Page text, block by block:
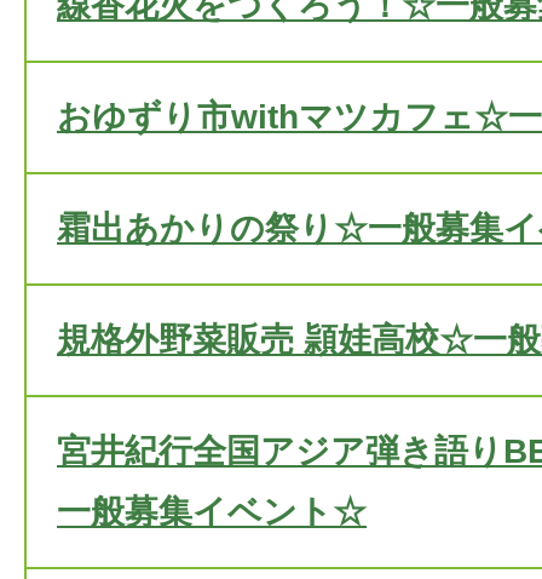
おゆずり市withマツカフェ☆
霜出あかりの祭り☆一般募集
規格外野菜販売 頴娃高校☆一
宮井紀行全国アジア弾き語り
一般募集イベント☆